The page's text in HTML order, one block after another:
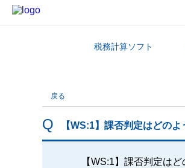
カテゴリから探す税務計算ソフト
戻る
【WS:1】課否判定はどの
【WS:1】課否判定は